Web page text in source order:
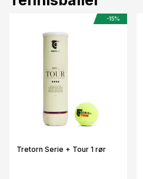
-15%
Tretorn Serie + Tour 1 rør